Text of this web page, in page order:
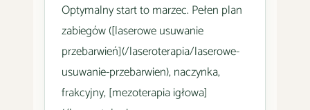
Optymalny start to marzec. Pełen plan
zabiegów ([laserowe usuwanie
przebarwień](/laseroterapia/laserowe-
usuwanie-przebarwien), naczynka,
frakcyjny, [mezoterapia igłowa]